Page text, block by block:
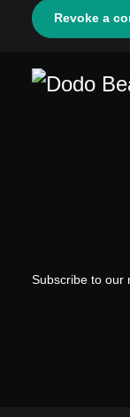
Revoke a
Subscribe to our